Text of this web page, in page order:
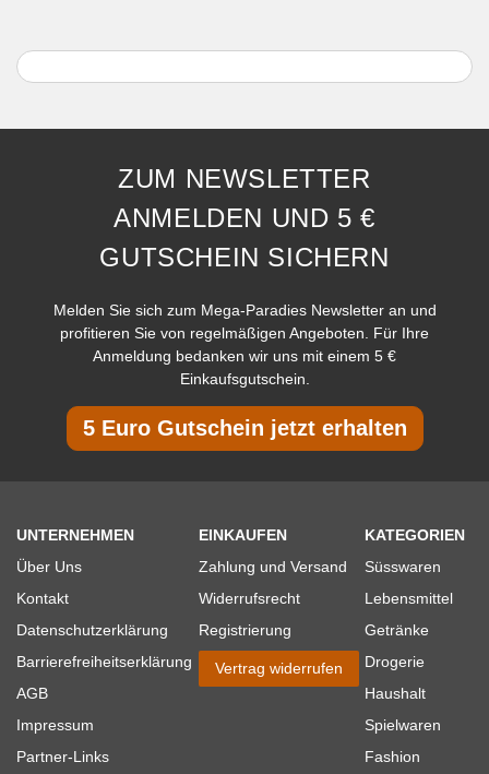
ZUM NEWSLETTER
ANMELDEN UND 5 €
GUTSCHEIN SICHERN
Melden Sie sich zum Mega-Paradies Newsletter an und
profitieren Sie von regelmäßigen Angeboten. Für Ihre
Anmeldung bedanken wir uns mit einem 5 €
Einkaufsgutschein.
5 Euro Gutschein jetzt erhalten
UNTERNEHMEN
Über Uns
Kontakt
Datenschutzerklärung
Barrierefreiheitserklärung
AGB
Impressum
Partner-Links
EINKAUFEN
Zahlung und Versand
Widerrufsrecht
Registrierung
Vertrag widerrufen
KATEGORIEN
Süsswaren
Lebensmittel
Getränke
Drogerie
Haushalt
Spielwaren
Fashion